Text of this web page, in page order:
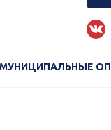
МУНИЦИПАЛЬНЫЕ ОП